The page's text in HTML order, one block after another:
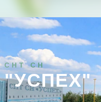
СНТ СН
"УСПЕХ"